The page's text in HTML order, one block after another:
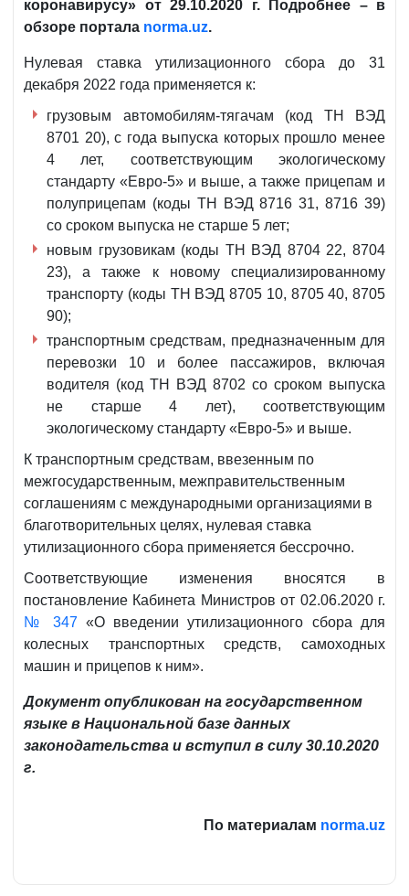
коронавирусу» от 29.10.2020 г. Подробнее – в
обзоре портала norma.uz.
Нулевая ставка утилизационного сбора до 31
декабря 2022 года применяется к:
грузовым автомобилям-тягачам (код ТН ВЭД
8701 20), с года выпуска которых прошло менее
4 лет, соответствующим экологическому
стандарту «Евро-5» и выше, а также прицепам и
полуприцепам (коды ТН ВЭД 8716 31, 8716 39)
со сроком выпуска не старше 5 лет;
новым грузовикам (коды ТН ВЭД 8704 22, 8704
23), а также к новому специализированному
транспорту (коды ТН ВЭД 8705 10, 8705 40, 8705
90);
транспортным средствам, предназначенным для
перевозки 10 и более пассажиров, включая
водителя (код ТН ВЭД 8702 со сроком выпуска
не старше 4 лет), соответствующим
экологическому стандарту «Евро-5» и выше.
К транспортным средствам, ввезенным по
межгосударственным, межправительственным
соглашениям с международными организациями в
благотворительных целях, нулевая ставка
утилизационного сбора применяется бессрочно.
Соответствующие изменения вносятся в
постановление Кабинета Министров от 02.06.2020 г.
№ 347 «О введении утилизационного сбора для
колесных транспортных средств, самоходных
машин и прицепов к ним».
Документ опубликован на государственном
языке в Национальной базе данных
законодательства и вступил в силу 30.10.2020
г.
По материалам norma.uz